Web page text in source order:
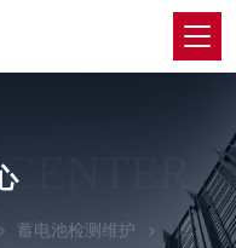
CENTER
蓄电池检测维护 蓄电池